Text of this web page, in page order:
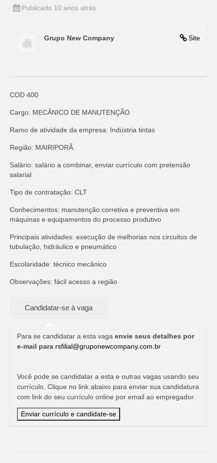
Publicado 10 anos atrás
Site
Grupo New Company
COD 400
Cargo: MECÂNICO DE MANUTENÇÃO
Ramo de atividade da empresa: Indústria tintas
Região: MAIRIPORÃ
Salário: salário a combinar, enviar currículo com pretensão
salarial
Tipo de contratação: CLT
Conhecimentos: manutenção corretiva e preventiva em
máquinas e equipamentos do processo produtivo
Principais atividades: execução de melhorias nos circuitos de
tubulação, hidráulico e pneumático
Escolaridade: técnico mecânico
Observações: fácil acesso a região
Para se candidatar a esta vaga envie seus detalhes por
e-mail para rsfilial@gruponewcompany.com.br
Você pode se candidatar a esta e outras vagas usando seu
currículo. Clique no link abaixo para enviar sua candidatura
com link do seu currículo online por email ao empregador.